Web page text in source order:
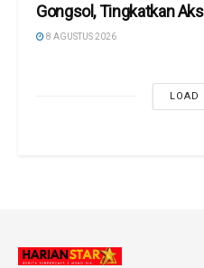
Gongsol, Tingkatkan
8 AGUSTUS 2026
LOAD